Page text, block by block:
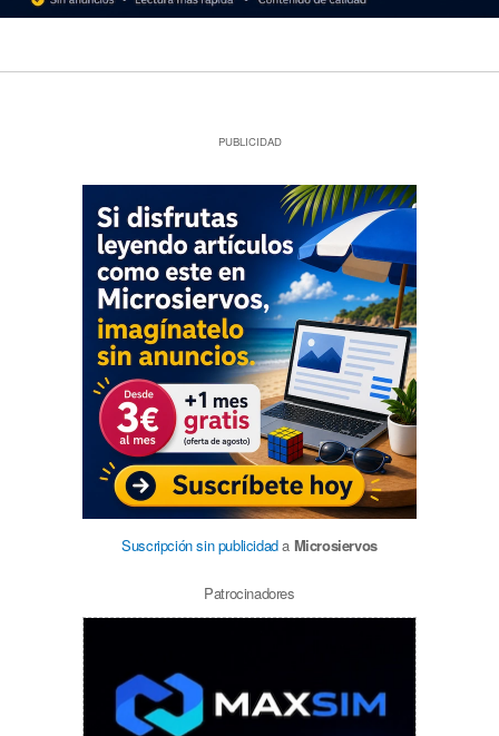
PUBLICIDAD
Suscripción sin publicidada Microsiervos
Patrocinadores